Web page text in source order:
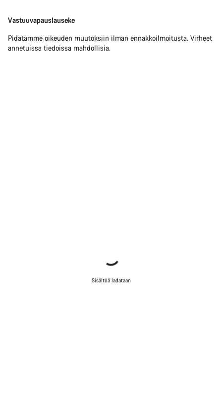
Vastuuvapauslauseke
Pidätämme oikeuden muutoksiin ilman ennakkoilmoitusta. Virheet
annetuissa tiedoissa mahdollisia.
Sisältöä ladataan